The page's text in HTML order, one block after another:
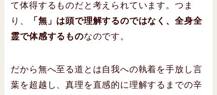
て体得するものだと考えられています。つま
り、
「無」は頭で理解するのではなく、全身全
霊で体感するものなのです。
だから無へ至る道とは自我への執着を手放し言
葉を超越し、真理を直感的に理解するまでの辛